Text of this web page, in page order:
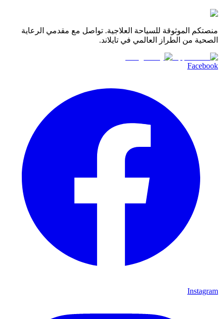
منصتكم الموثوقة للسياحة العلاجية. تواصل مع مقدمي الرعاية
الصحية من الطراز العالمي في تايلاند.
Facebook
Instagram